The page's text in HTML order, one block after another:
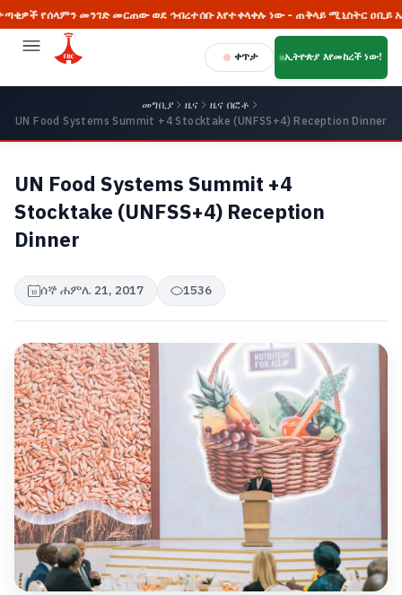
መንገድ መርጠው ወደ ኅብረተሰቡ እየተቀላቀሉ ነው - ጠቅላይ ሚኒስትር ዐቢይ አሕመድ (ዶ/
ቀጥታ ኢትዮጵያ እየመከረች ነው!
መግቢያ ዜና
ዜና በፎቶ
UN Food Systems Summit +4 Stocktake (UNFSS+4) Reception Dinner
UN Food Systems Summit +4
Stocktake (UNFSS+4) Reception
Dinner
ሰኞ ሐምሌ 21, 2017 1536